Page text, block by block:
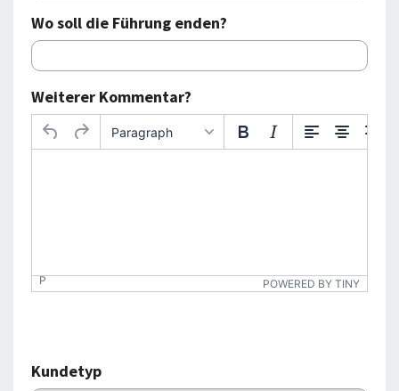
Wo soll die Führung enden?
Weiterer Kommentar?
Paragraph
P POWERED BY TINY
Kundetyp